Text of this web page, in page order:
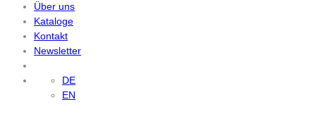
Über uns
Kataloge
Kontakt
Newsletter
DE
EN